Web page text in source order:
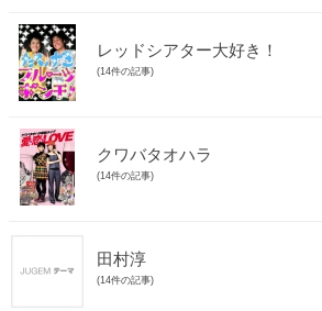
レッドシアター大好き！
(14件の記事)
クワバタオハラ
(14件の記事)
田村淳
(14件の記事)